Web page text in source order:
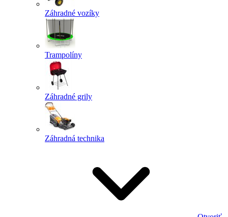
Záhradné vozíky
Trampolíny
Záhradné grily
Záhradná technika